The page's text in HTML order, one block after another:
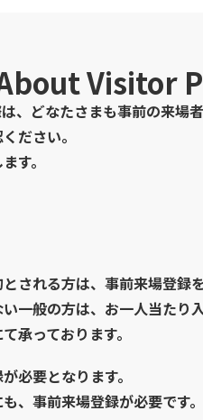
Visitor
、どなたさまも事前の来場
ださい。
す。
される方は、事前来場登録
一般の方は、お一人当たり
承っております。
必要となります。
、事前来場登録が必要です。